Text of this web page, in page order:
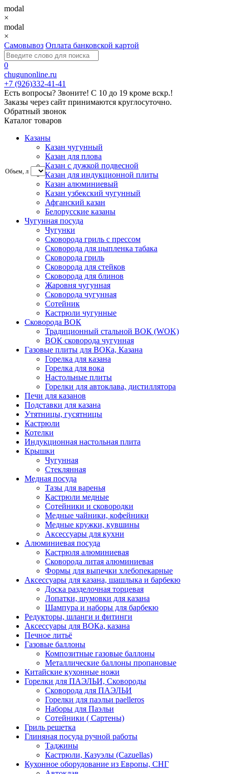
modal
×
modal
×
Самовывоз Оплата банковской картой
0
chugunonline.ru
+7 (926)332-41-41
Есть вопросы? Звоните! С 10 до 19 кроме вскр.!
Заказы через сайт принимаются круглосуточно.
Обратный звонок
Каталог товаров
Казаны
Казан чугунный
Казан для плова
Казан с дужкой подвесной
Казан для индукционной плиты
Казан алюминиевый
Казан узбекский чугунный
Афганский казан
Белорусские казаны
Чугунная посуда
Чугунки
Сковорода гриль с прессом
Сковорода для цыпленка табака
Сковорода гриль
Сковорода для стейков
Сковорода для блинов
Жаровня чугунная
Сковорода чугунная
Сотейник
Кастрюли чугунные
Сковорода ВОК
Традиционный стальной ВОК (WOK)
ВОК сковорода чугунная
Газовые плиты для ВОКа, Казана
Горелка для казана
Горелка для вока
Настольные плиты
Горелки для автоклава, дистиллятора
Печи для казанов
Подставки для казана
Утятницы, гусятницы
Кастрюли
Котелки
Индукционная настольная плита
Крышки
Чугунная
Стеклянная
Медная посуда
Тазы для варенья
Кастрюли медные
Сотейники и сковородки
Медные чайники, кофейники
Медные кружки, кувшины
Аксессуары для кухни
Алюминиевая посуда
Кастрюля алюминиевая
Сковорода литая алюминиевая
Формы для выпечки хлебопекарные
Аксессуары для казана, шашлыка и барбекю
Доска разделочная торцевая
Лопатки, шумовки для казана
Шампура и наборы для барбекю
Редукторы, шланги и фитинги
Аксессуары для ВОКа, казана
Печное литьё
Газовые баллоны
Композитные газовые баллоны
Металлические баллоны пропановые
Китайские кухонные ножи
Горелки для ПАЭЛЬИ, Сковороды
Сковорода для ПАЭЛЬИ
Горелки для паэльи paelleros
Наборы для Паэльи
Сотейники ( Сартены)
Гриль решетка
Глиняная посуда ручной работы
Таджины
Кастрюли, Казуэлы (Cazuellas)
Кухонное оборудование из Европы, СНГ
Объем, л